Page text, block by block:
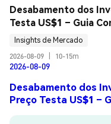
Desabamento dos
Testa US$1 – Guia
Insights de Mercado
2026-08-09
10-15m
2026-08-09
Desabamento dos
Preço Testa US$1 –